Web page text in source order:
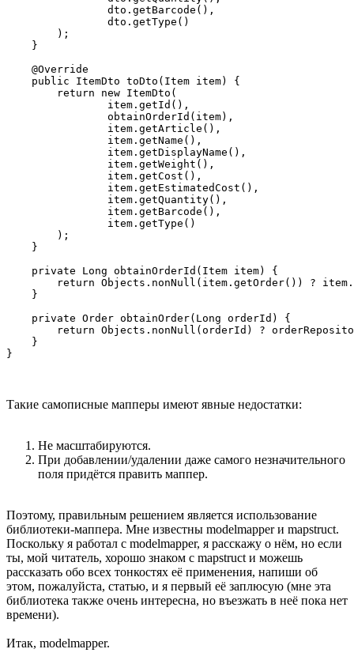
                dto.getBarcode(),
                dto.getType()
        );
    }
    @Override
    public ItemDto toDto(Item item) {
        return new ItemDto(
                item.getId(),
                obtainOrderId(item),
                item.getArticle(),
                item.getName(),
                item.getDisplayName(),
                item.getWeight(),
                item.getCost(),
                item.getEstimatedCost(),
                item.getQuantity(),
                item.getBarcode(),
                item.getType()
        );
    }
    private Long obtainOrderId(Item item) {
return Objects.nonNull(item.getOrder()) ?
    }
    private Order obtainOrder(Long orderId) {
return Objects.nonNull(orderId) ?
    }
}
Такие самописные мапперы имеют явные недостатки:
Не масштабируются.
При добавлении/удалении даже самого незначительного
поля придётся править маппер.
Поэтому, правильным решением является использование
библиотеки-маппера. Мне известны modelmapper и mapstruct.
Поскольку я работал с modelmapper, я расскажу о нём, но если
ты, мой читатель, хорошо знаком с mapstruct и можешь
рассказать обо всех тонкостях её применения, напиши об
этом, пожалуйста, статью, и я первый её заплюсую (мне эта
библиотека также очень интересна, но въезжать в неё пока нет
времени).
Итак, modelmapper.